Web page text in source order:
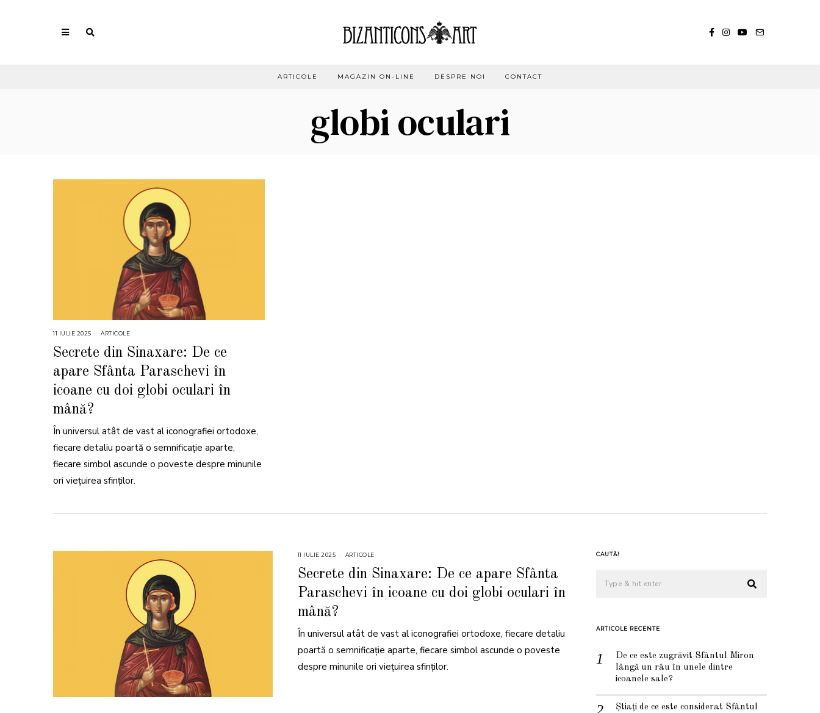
ARTICOLE MAGAZIN ON-LINE DESPRE NOI CONTACT
globi oculari
11 IULIE 2025
U
E
0
5
ARTICOLE
Secrete din Sinaxare: De ce
apare Sfânta Paraschevi în
icoane cu doi globi oculari în
mână?
În universul atât de vast al iconografiei ortodoxe,
fiecare detaliu poartă o semnificație aparte,
fiecare simbol ascunde o poveste despre minunile
ori viețuirea sfinților.
11 IULIE 2025
U
I
E
2
0
ARTICOLE
Secrete din Sinaxare: De ce apare Sfânta
Paraschevi în icoane cu doi globi oculari în
mână?
În universul atât de vast al iconografiei ortodoxe, fiecare detaliu
poartă o semnificație aparte, fiecare simbol ascunde o poveste
despre minunile ori viețuirea sfinților.
CAUTĂ!
ARTICOLE RECENTE
De ce este zugrăvit Sfântul Miron
lângă un râu în unele dintre
icoanele sale?
Știați de ce este considerat Sfântul